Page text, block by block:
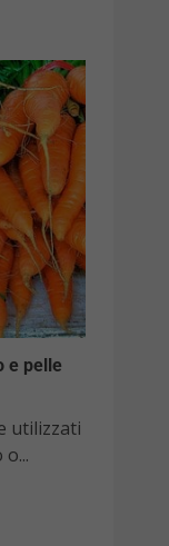
e pelle
utilizzati